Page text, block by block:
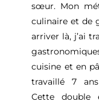
sœur. Mon
culinaire et de
arriver là, j’ai
cuisine et en
travaillé 7
Cette double